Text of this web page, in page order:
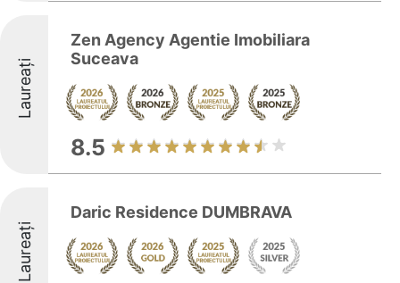
Laureați
Zen Agency Agentie Imobiliara
Suceava
8.5
Laureați
Daric Residence DUMBRAVA